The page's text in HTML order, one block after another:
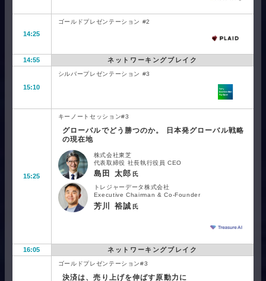
14:25
ゴールドプレゼンテーション #2
14:55 ネットワーキングブレイク
15:10
シルバープレゼンテーション #3
15:25
キーノートセッション#3
グローバルでどう勝つのか。 日本発グローバル戦略
の現在地
株式会社東芝
代表取締役 社長執行役員 CEO
島田 太郎 氏
トレジャーデータ株式会社
Executive Chairman & Co-Founder
芳川 裕誠 氏
16:05 ネットワーキングブレイク
ゴールドプレゼンテーション#3
決済は、売り上げを伸ばす原動力に